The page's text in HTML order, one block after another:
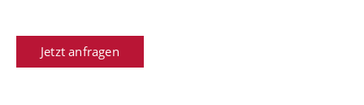
Jetzt anfragen